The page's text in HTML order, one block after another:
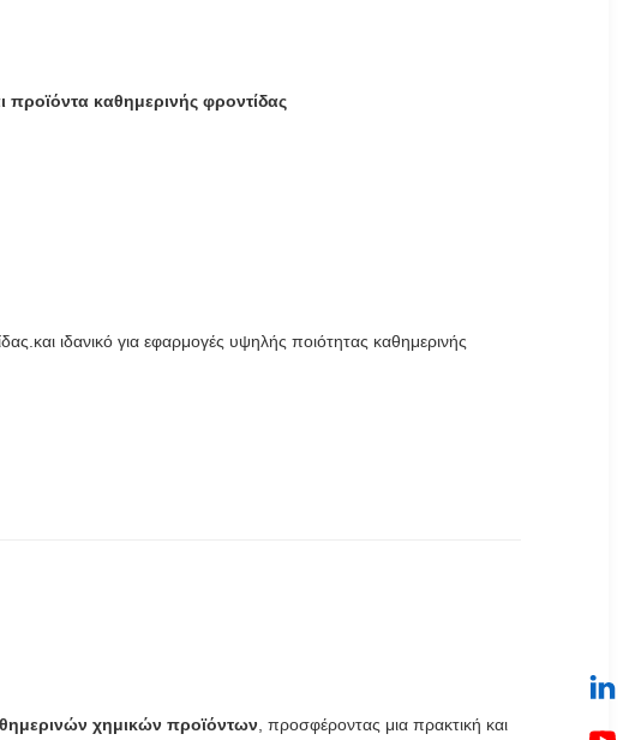
προϊόντα καθημερινής φροντίδας
ιδανικό για εφαρμογές υψηλής ποιότητας καθημερινής
χημικών προϊόντων , προσφέροντας μια πρακτική και